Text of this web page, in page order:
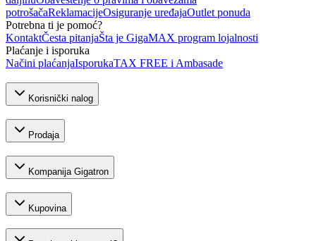
potrošačaReklamacijeOsiguranje uređajaOutlet ponuda
Potrebna ti je pomoć?
KontaktČesta pitanjaŠta je GigaMAX program lojalnosti
Plaćanje i isporuka
Načini plaćanjaIsporukaTAX FREE i Ambasade
Korisnički nalog
Prodaja
Kompanija Gigatron
Kupovina